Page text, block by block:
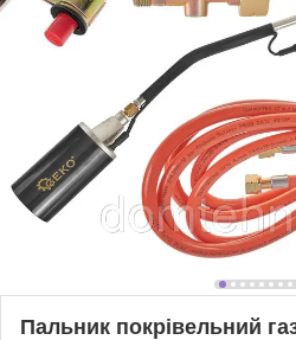
Пальник покрівельний